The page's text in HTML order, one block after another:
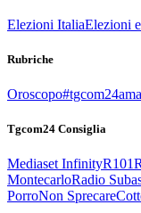
Elezioni ItaliaElezioni
Rubriche
Oroscopo
Tgcom24 Consiglia
Mediaset InfinityR101
MontecarloRadio
PorroNon Sprecare